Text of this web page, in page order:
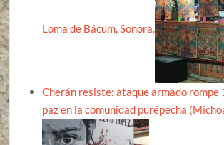
Loma de Bácum, Sonora.
Cherán resiste: ataque armado rompe
paz en la comunidad purépecha